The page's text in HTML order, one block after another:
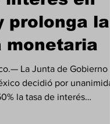
mantiene la
interés en
prolonga la
La Junta de Gobierno